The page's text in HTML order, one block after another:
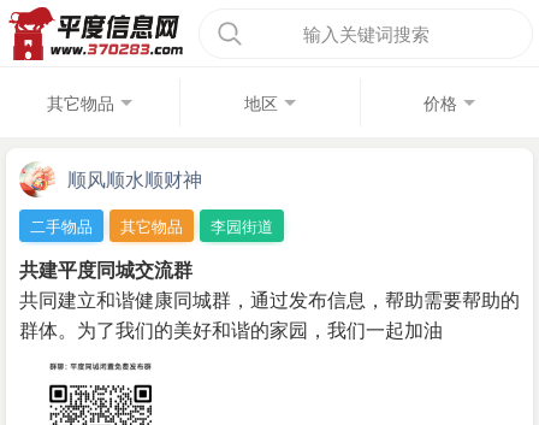
输入关键词搜索
其它物品 地区 价格
顺风顺水顺财神
二手物品 其它物品 李园街道
共建平度同城交流群
共同建立和谐健康同城群，通过发布信息，帮助需要帮助的
群体。为了我们的美好和谐的家园，我们一起加油